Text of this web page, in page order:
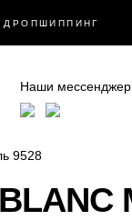
ДРОПШИППИНГ
Наши
9528